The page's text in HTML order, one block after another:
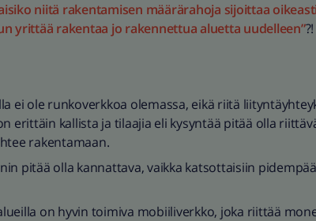
niitä rakentamisen määrärahoja sijoittaa
yrittää rakentaa jo rakennettua aluetta uudelleen”?!
ei ole runkoverkkoa olemassa, eikä riitä
erittäin kallista ja tilaajia eli kysyntää pitää olla
rakentamaan.
pitää olla kannattava, vaikka katsottaisiin
on hyvin toimiva mobiiliverkko, joka riittää